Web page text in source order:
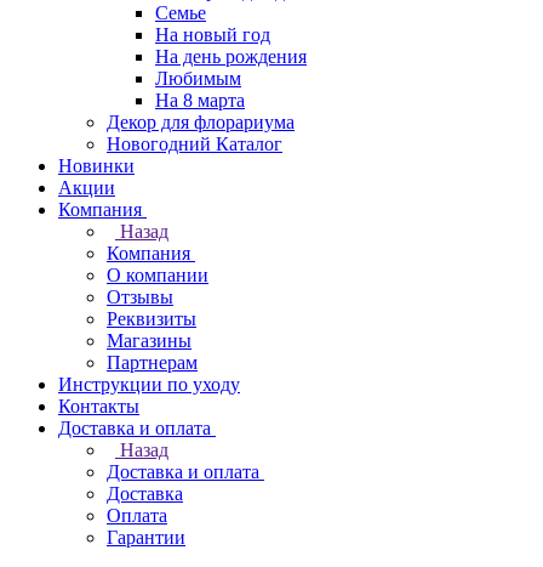
Семье
На новый год
На день рождения
Любимым
На 8 марта
Декор для флорариума
Новогодний Каталог
Новинки
Акции
Компания
Назад
Компания
О компании
Отзывы
Реквизиты
Магазины
Партнерам
Инструкции по уходу
Контакты
Доставка и оплата
Назад
Доставка и оплата
Доставка
Оплата
Гарантии